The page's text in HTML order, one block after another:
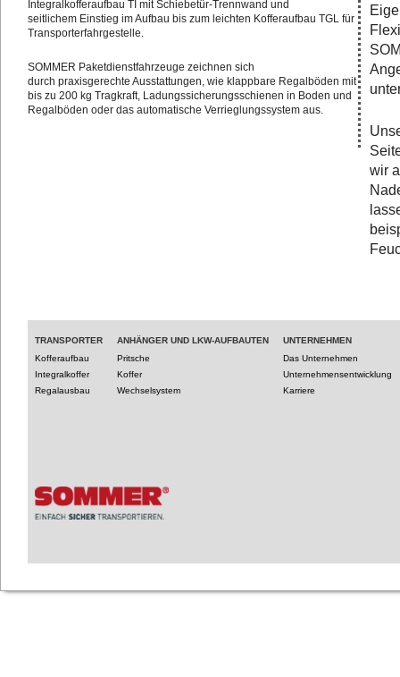
Integralkofferaufbau TI mit Schiebetür-Trennwand und
seitlichem Einstieg im Aufbau bis zum leichten Kofferaufbau TGL für
Transporterfahrgestelle.
SOMMER Paketdienstfahrzeuge zeichnen sich
durch praxisgerechte Ausstattungen, wie klappbare Regalböden mit
bis zu 200 kg Tragkraft, Ladungssicherungsschienen in Boden und
Regalböden oder das automatische Verrieglungssystem aus.
wir
TRANSPORTER
Kofferaufbau
Integralkoffer
Regalausbau
ANHÄNGER UND LKW-AUFBAUTEN
Pritsche
Koffer
Wechselsystem
UNTERNEHMEN
Das Unternehmen
Unternehmensentwicklung
Karriere